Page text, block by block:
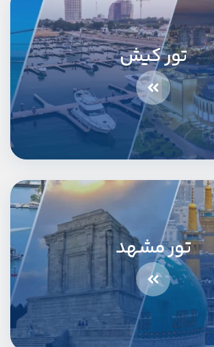
تور کیش
تور مشهد